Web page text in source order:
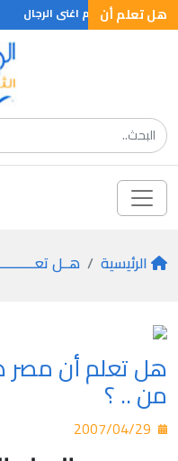
هل تعلم أنهل تعلم اغنى الرجال
الرئيسية هــل
هل تعلم أن مصر
من .. ؟